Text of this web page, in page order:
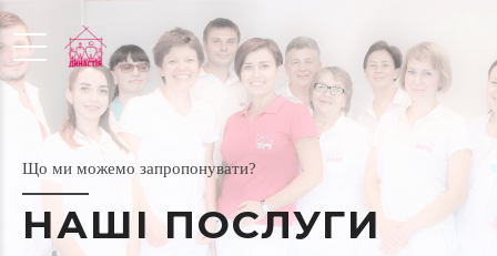
Що ми можемо запропонувати?
НАШІ ПОСЛУГИ